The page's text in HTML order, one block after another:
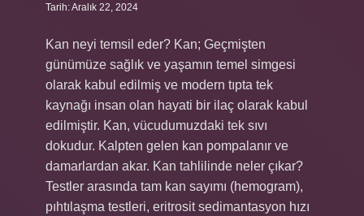
Tarih: Aralık 22, 2024
Kan neyi temsil eder? Kan; Geçmişten
günümüze sağlık ve yaşamın temel simgesi
olarak kabul edilmiş ve modern tıpta tek
kaynağı insan olan hayati bir ilaç olarak kabul
edilmiştir. Kan, vücudumuzdaki tek sıvı
dokudur. Kalpten gelen kan pompalanır ve
damarlardan akar. Kan tahlilinde neler çıkar?
Testler arasında tam kan sayımı (hemogram),
pıhtılaşma testleri, eritrosit sedimantasyon hızı